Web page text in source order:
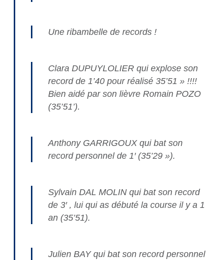
Une ribambelle de records !
Clara DUPUYLOLIER qui explose son
record de 1’40 pour réalisé 35’51 » !!!!
Bien aidé par son lièvre Romain POZO
(35’51’).
Anthony GARRIGOUX qui bat son
record personnel de 1′ (35’29 »).
Sylvain DAL MOLIN qui bat son record
de 3′ , lui qui as débuté la course il y a 1
an (35’51).
Julien BAY qui bat son record personnel